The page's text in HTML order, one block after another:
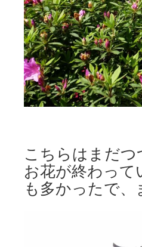
こちらはまだ
お花が終わっ
も多かったで